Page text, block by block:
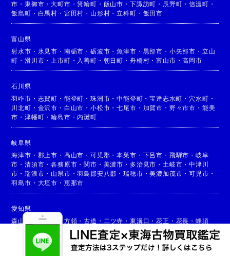
市 ・東御市 ・大町市 ・箕輪町 ・ 飯山市 ・ 下諏訪町 ・ 辰野町 ・信濃町 ・
飯島町 ・ 白馬村 ・ 宮田村 ・ 山形村 ・立科町 ・ 飯田市
富山県
射水市 ・ 氷見市 ・ 南砺市 ・砺波市 ・魚津市 ・ 黒部市 ・ 小矢部市 ・ 立山
町 ・滑川市 ・上市町 ・ 入善町 ・ 朝日町 ・ 舟橋村 ・富山市 ・高岡市
石川県
羽咋市 ・ 志賀町 ・ 能登町 ・珠洲市 ・中能登町 ・宝達志水町 ・ 穴水町 ・
川北町 ・ 金沢市 ・ 白山市 ・小松市 ・七尾市 ・ 加賀市 ・ 野々市市 ・ 能美
市 ・津幡町 ・輪島市 ・ 内灘町
岐阜県
海津市 ・ 郡上市 ・ 高山市 ・可児郡 ・本巣市 ・ 下呂市 ・ 飛騨市 ・ 岐阜
市 ・清須市 ・各務原市 ・ 関市 ・ 美濃市 ・ 多治見市 ・ 土岐市 ・中津川
市 ・瑞浪市 ・ 山県市 ・羽島郡安八郡 ・瑞穂市 ・美濃加茂市 ・可児市 ・
羽島市 ・ 大垣市 ・ 恵那市
愛知県
森山
・本郷 ・ 方領 ・古道 ・ 二ツ寺 ・ 東溝口 ・花正 ・ 花長 ・ 蜂須
新居屋・中橋・中萱津・ 富塚・丹波・甚目寺・小路・下
篠田・七宝町・坂牧・栄・小橋方・木田・北苅・木折・上萱
金岩・乙之子 石作・豊根村・東栄町・飛島村・設楽町・大治